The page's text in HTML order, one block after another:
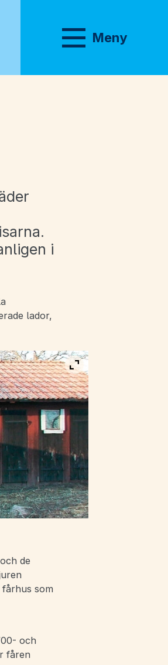
Meny
Visa meny
i
lador,
Visa bild i fullskärm
de
som
och
fåren